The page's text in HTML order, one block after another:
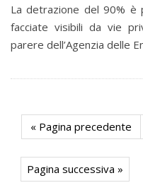
La detrazione del 90% è
facciate visibili da vie
parere dell’Agenzia delle
« Pagina precedente
Pagina successiva »